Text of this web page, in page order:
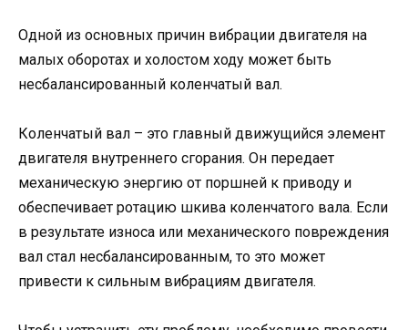
Одной из основных причин вибрации двигателя на
малых оборотах и холостом ходу может быть
несбалансированный коленчатый вал.
Коленчатый вал – это главный движущийся элемент
двигателя внутреннего сгорания. Он передает
механическую энергию от поршней к приводу и
обеспечивает ротацию шкива коленчатого вала. Если
в результате износа или механического повреждения
вал стал несбалансированным, то это может
привести к сильным вибрациям двигателя.